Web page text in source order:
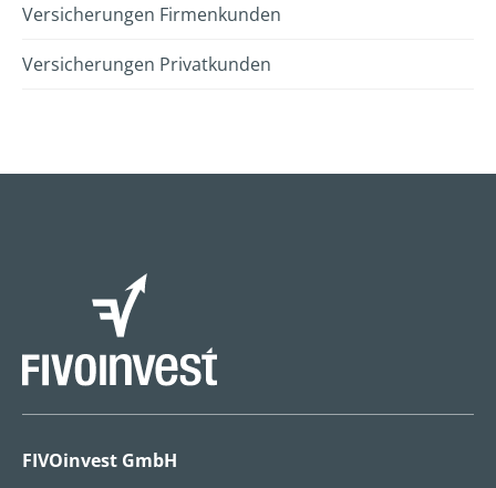
Versicherungen Firmenkunden
Versicherungen Privatkunden
FIVOinvest GmbH